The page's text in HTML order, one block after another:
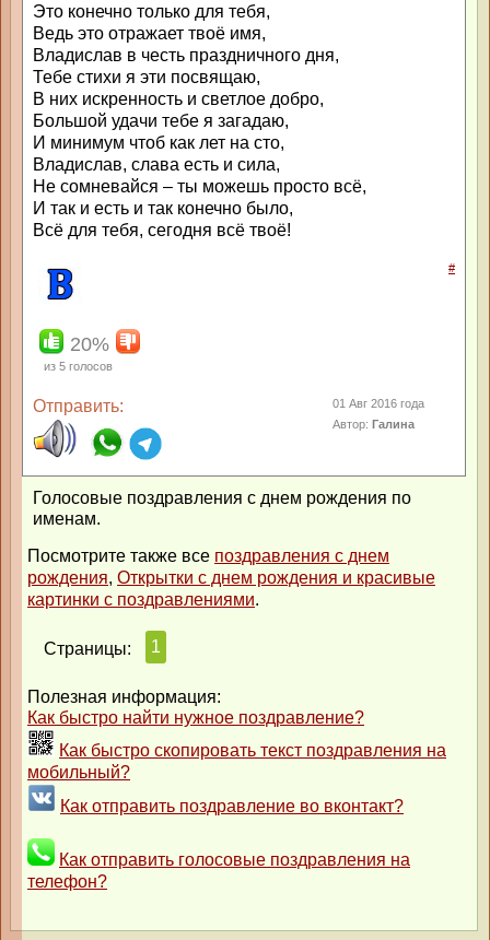
Это конечно только для тебя,
Ведь это отражает твоё имя,
Владислав в честь праздничного дня,
Тебе стихи я эти посвящаю,
В них искренность и светлое добро,
Большой удачи тебе я загадаю,
И минимум чтоб как лет на сто,
Владислав, слава есть и сила,
Не сомневайся – ты можешь просто всё,
И так и есть и так конечно было,
Всё для тебя, сегодня всё твоё!
#
20%
из 5 голосов
Отправить:
01 Авг 2016 года
Автор:Галина
Голосовые поздравления с днем рождения по
именам.
Посмотрите также все поздравления с днем
рождения, Открытки с днем рождения и красивые
картинки с поздравлениями.
Страницы: 1
Полезная информация:
Как быстро найти нужное поздравление?
Как быстро скопировать текст поздравления на
мобильный?
Как отправить поздравление во вконтакт?
Как отправить голосовые поздравления на
телефон?